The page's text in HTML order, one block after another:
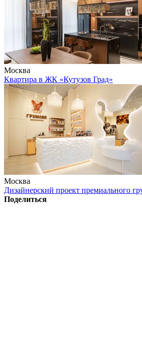
Москва
Квартира в ЖК «Кутузов Град»
Москва
Дизайнерский проект премиального
Поделиться